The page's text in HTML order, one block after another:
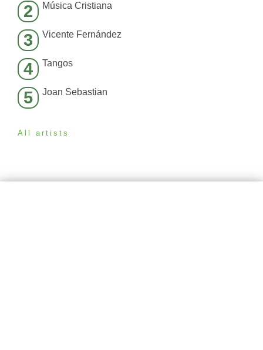
2 Música Cristiana
3 Vicente Fernández
4 Tangos
5 Joan Sebastian
All artists